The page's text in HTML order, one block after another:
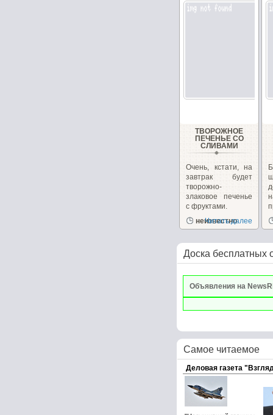
ТВОРОЖНОЕ
ПЕЧЕНЬЕ СО
СЛИВАМИ
Очень, кстати, на
завтрак будет
творожно-
злаковое печенье
с фруктами.
неизвестно
Читать далее
Доска бесплатных
Объявления на
Самое читаемое